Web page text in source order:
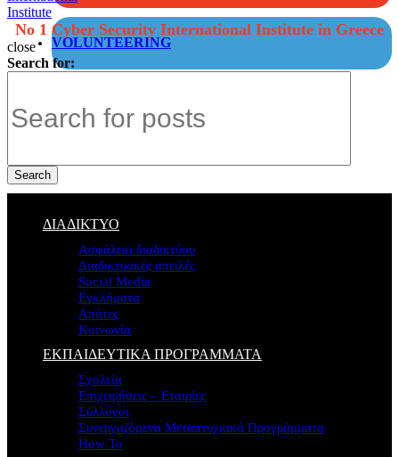
VOLUNTEERING
No 1 Cyber Security International Institute in Greece
close
Search for:
Search
ΔΙΑΔΙΚΤΥΟ
Ασφάλεια διαδικτύου
Διαδικτυακές απειλές
Social Media
Εγκλήματα
Απάτες
Κοινωνία
ΕΚΠΑΙΔΕΥΤΙΚΑ ΠΡΟΓΡΑΜΜΑΤΑ
Σχολεία
Επιχειρήσεις – Εταιρίες
Σύλλογοι
Συνεργαζόμενα Μεταπτυχιακά Προγράμματα
How To